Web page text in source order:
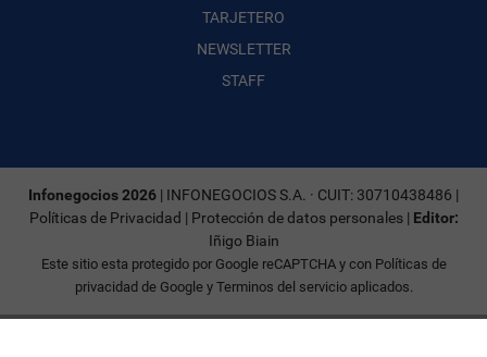
TARJETERO
NEWSLETTER
STAFF
Infonegocios 2026 | INFONEGOCIOS S.A. · CUIT: 30710438486 |
Políticas de Privacidad | Protección de datos personales| Editor:
Iñigo Biain
Este sitio esta protegido por Google reCAPTCHA y con Políticas de
privacidad de Googley Terminos del servicioaplicados.